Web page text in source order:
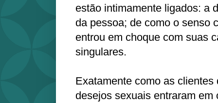
estão intimamente ligados: a
da pessoa; de como o senso
entrou em choque com suas
singulares.
Exatamente como as clientes
desejos sexuais entraram em